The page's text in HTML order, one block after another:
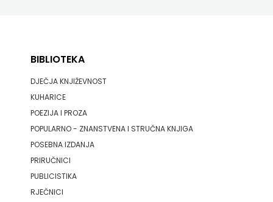
BIBLIOTEKA
DJEČJA KNJIŽEVNOST
KUHARICE
POEZIJA I PROZA
POPULARNO - ZNANSTVENA I STRUČNA KNJIGA
POSEBNA IZDANJA
PRIRUČNICI
PUBLICISTIKA
RJEČNICI